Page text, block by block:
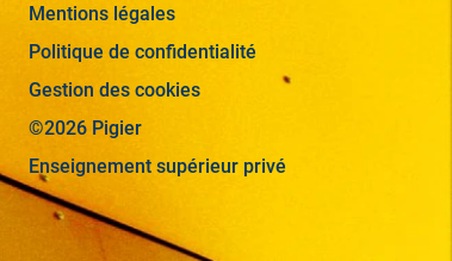
Mentions légales
Politique de confidentialité
Gestion des cookies
©2026 Pigier
Enseignement supérieur privé